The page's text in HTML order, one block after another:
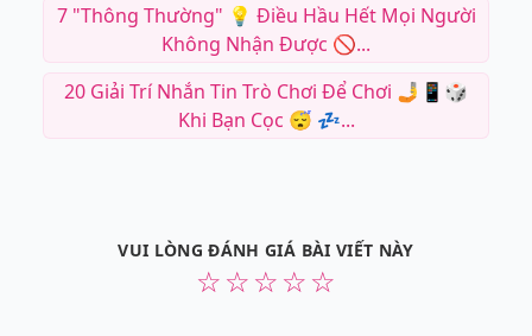
7 "Thông Thường" 💡 Điều Hầu Hết Mọi Người
Không Nhận Được 🚫...
20 Giải Trí Nhắn Tin Trò Chơi Để Chơi 🤳📱🎲
Khi Bạn Cọc 😴 💤...
VUI LÒNG ĐÁNH GIÁ BÀI VIẾT NÀY
☆
☆
☆
☆
☆